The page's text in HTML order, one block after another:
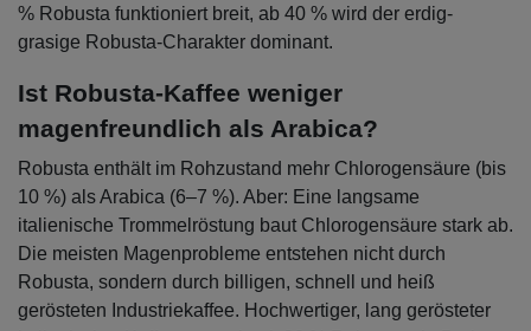
% Robusta funktioniert breit, ab 40 % wird der erdig-
grasige Robusta-Charakter dominant.
Ist Robusta-Kaffee weniger
magenfreundlich als Arabica?
Robusta enthält im Rohzustand mehr Chlorogensäure (bis
10 %) als Arabica (6–7 %). Aber: Eine langsame
italienische Trommelröstung baut Chlorogensäure stark ab.
Die meisten Magenprobleme entstehen nicht durch
Robusta, sondern durch billigen, schnell und heiß
gerösteten Industriekaffee. Hochwertiger, lang gerösteter